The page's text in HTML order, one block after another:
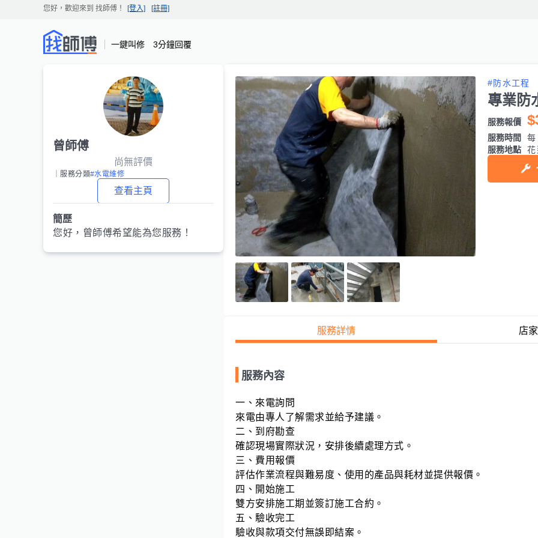
您好，歡迎來到 找師傅 ！ [登入] [註冊]
一鍵叫修 3分鐘回覆
曾師傅
尚無評價
｜服務分類#水電維修
查看主頁
簡歷
您好， 曾師傅希望能為您服務！
#防水工程
專業防
服務報價
服務時間
服務地點
服務詳情 店
服務內容
一、來電詢問
來電由專人了解需求並給予建議。
二、到府勘查
確認現場實際狀況，安排後續處理方式。
三、費用報價
評估作業流程與難易度、使用的產品與耗材並提供報價。
四、開始施工
雙方安排施工期並簽訂施工合約。
五、驗收完工
驗收與款項交付無誤即結案。